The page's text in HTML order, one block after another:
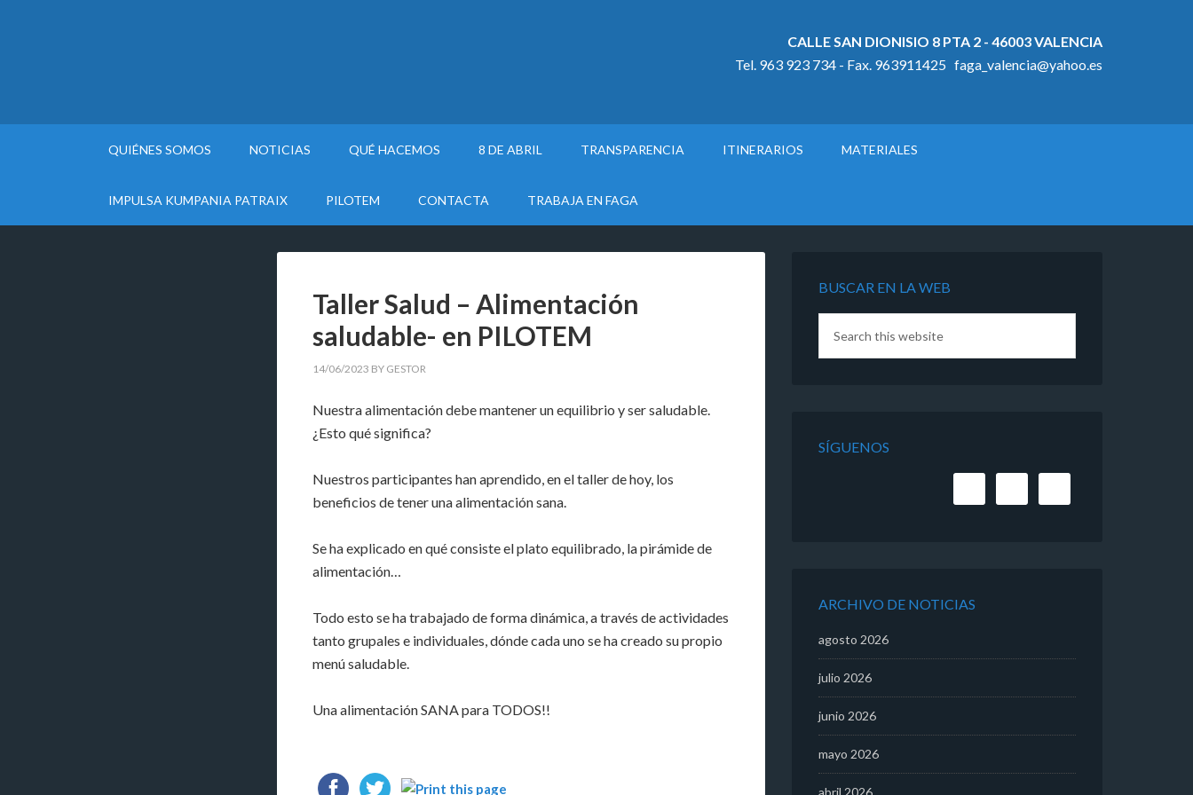
CALLE SAN DIONISIO 8 PTA 2 - 46003 VALENCIA
Tel. 963 923 734 - Fax. 963911425 faga_valencia@yahoo.es
QUIÉNES SOMOS NOTICIAS QUÉ HACEMOS 8 DE ABRIL TRANSPARENCIA ITINERARIOS MATERIALES
IMPULSA KUMPANIA PATRAIX PILOTEM CONTACTA TRABAJA EN FAGA
Taller Salud – Alimentación
saludable- en PILOTEM
14/06/2023 BY GESTOR
Nuestra alimentación debe mantener un equilibrio y ser saludable.
¿Esto qué significa?
Nuestros participantes han aprendido, en el taller de hoy, los
beneficios de tener una alimentación sana.
Se ha explicado en qué consiste el plato equilibrado, la pirámide de
alimentación…
Todo esto se ha trabajado de forma dinámica, a través de actividades
tanto grupales e individuales, dónde cada uno se ha creado su propio
menú saludable.
Una alimentación SANA para TODOS!!
BUSCAR EN LA WEB
SÍGUENOS
ARCHIVO DE NOTICIAS
agosto 2026
julio 2026
junio 2026
mayo 2026
abril 2026